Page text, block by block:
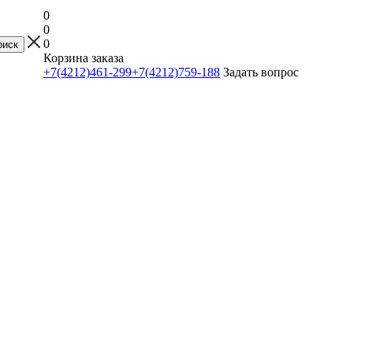
0
0
0
Корзина заказа
+7(4212)461-299+7(4212)759-188 Задать вопрос